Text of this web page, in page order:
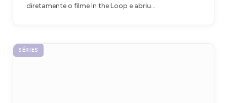
diretamente o filme In the Loop e abriu…
SÉRIES